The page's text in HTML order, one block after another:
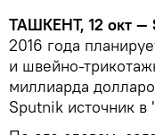
ТАШКЕНТ, 12 окт —
2016 года
и швейно-
миллиарда
Sputnik источник в